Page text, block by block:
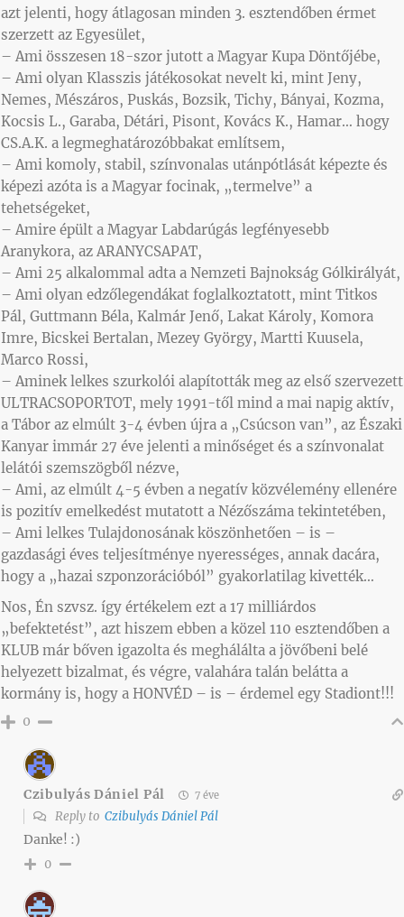
azt jelenti, hogy átlagosan minden 3. esztendőben érmet
szerzett az Egyesület,
– Ami összesen 18-szor jutott a Magyar Kupa Döntőjébe,
– Ami olyan Klasszis játékosokat nevelt ki, mint Jeny,
Nemes, Mészáros, Puskás, Bozsik, Tichy, Bányai, Kozma,
Kocsis L., Garaba, Détári, Pisont, Kovács K., Hamar… hogy
CS.A.K. a legmeghatározóbbakat említsem,
– Ami komoly, stabil, színvonalas utánpótlását képezte és
képezi azóta is a Magyar focinak, „termelve” a
tehetségeket,
– Amire épült a Magyar Labdarúgás legfényesebb
Aranykora, az ARANYCSAPAT,
– Ami 25 alkalommal adta a Nemzeti Bajnokság Gólkirályát,
– Ami olyan edzőlegendákat foglalkoztatott, mint Titkos
Pál, Guttmann Béla, Kalmár Jenő, Lakat Károly, Komora
Imre, Bicskei Bertalan, Mezey György, Martti Kuusela,
Marco Rossi,
– Aminek lelkes szurkolói alapították meg az első szervezett
ULTRACSOPORTOT, mely 1991-től mind a mai napig aktív,
a Tábor az elmúlt 3-4 évben újra a „Csúcson van”, az Északi
Kanyar immár 27 éve jelenti a minőséget és a színvonalat
lelátói szemszögből nézve,
– Ami, az elmúlt 4-5 évben a negatív közvélemény ellenére
is pozitív emelkedést mutatott a Nézőszáma tekintetében,
– Ami lelkes Tulajdonosának köszönhetően – is –
gazdasági éves teljesítménye nyerességes, annak dacára,
hogy a „hazai szponzorációból” gyakorlatilag kivették…
Nos, Én szvsz. így értékelem ezt a 17 milliárdos
„befektetést”, azt hiszem ebben a közel 110 esztendőben a
KLUB már bőven igazolta és meghálálta a jövőbeni belé
helyezett bizalmat, és végre, valahára talán belátta a
kormány is, hogy a HONVÉD – is – érdemel egy Stadiont!!!
0
Czibulyás Dániel Pál 7 éve
Reply to Czibulyás Dániel Pál
Danke! :)
0